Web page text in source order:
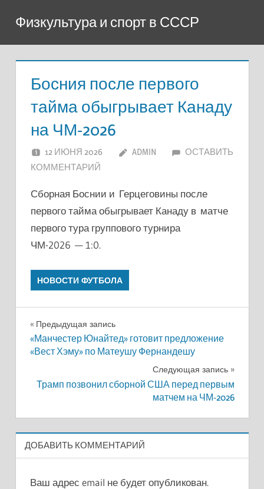
содержимому
Физкультура и спорт в СССР
Босния после первого
тайма обыгрывает Канаду
на ЧМ-2026
12 ИЮНЯ 2026 ADMIN
ОСТАВИТЬ
КОММЕНТАРИЙ
Сборная Боснии и Герцеговины после
первого тайма обыгрывает Канаду в матче
первого тура группового турнира
ЧМ-2026 — 1:0.
НОВОСТИ ФУТБОЛА
Навигация
по
Предыдущая запись
«Манчестер Юнайтед» готовит предложение
«Вест Хэму» по Матеушу Фернандешу
Следующая запись
Трамп позвонил сборной США перед первым
матчем на ЧМ-2026
ДОБАВИТЬ КОММЕНТАРИЙ
Ваш адрес email не будет опубликован.